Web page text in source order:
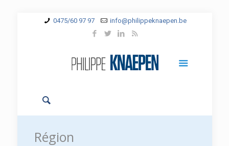
0475/60 97 97 info@philippeknaepen.be
Région